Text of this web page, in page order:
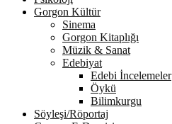
Gorgon Kültür
Sinema
Gorgon Kitaplığı
Müzik & Sanat
Edebiyat
Edebi İncelemeler
Öykü
Bilimkurgu
Söyleşi/Röportaj